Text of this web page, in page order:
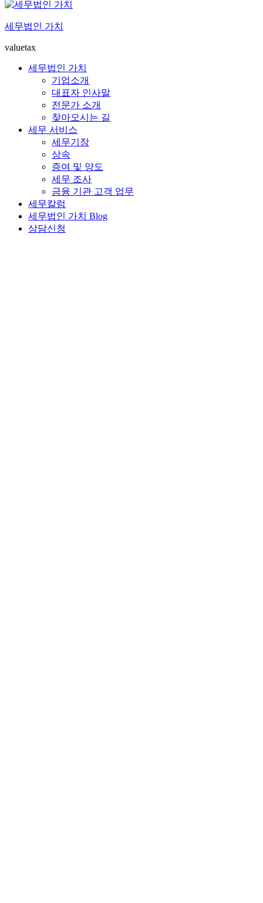
세무법인 가치
valuetax
세무법인 가치
기업소개
대표자 인사말
전문가 소개
찾아오시는 길
세무 서비스
세무기장
상속
증여 및 양도
세무 조사
금융 기관 고객 업무
세무칼럼
세무법인 가치 Blog
상담신청